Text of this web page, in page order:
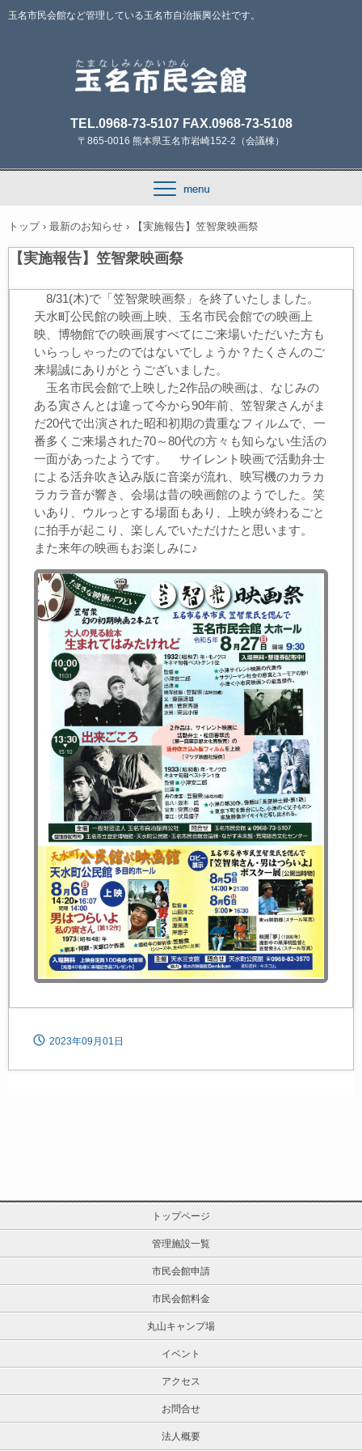
玉名市民会館など管理している玉名市自治振興公社です。
TEL.0968-73-5107 FAX.0968-73-5108
〒865-0016 熊本県玉名市岩崎152-2（会議棟）
トップ › 最新のお知らせ › 【実施報告】笠智衆映画祭
【実施報告】笠智衆映画祭
8/31(木)で「笠智衆映画祭」を終了いたしました。
天水町公民館の映画上映、玉名市民会館での映画上
映、博物館での映画展すべてにご来場いただいた方も
いらっしゃったのではないでしょうか？たくさんのご
来場誠にありがとうございました。
玉名市民会館で上映した2作品の映画は、なじみの
ある寅さんとは違って今から90年前、笠智衆さんがま
だ20代で出演された昭和初期の貴重なフィルムで、一
番多くご来場された70～80代の方々も知らない生活の
一面があったようです。 サイレント映画で活動弁士
による活弁吹き込み版に音楽が流れ、映写機のカラカ
ラカラ音が響き、会場は昔の映画館のようでした。笑
いあり、ウルっとする場面もあり、上映が終わるごと
に拍手が起こり、楽しんでいただけたと思います。
また来年の映画もお楽しみに♪
2023年09月01日
トップページ
管理施設一覧
市民会館申請
市民会館料金
丸山キャンプ場
イベント
アクセス
お問合せ
法人概要